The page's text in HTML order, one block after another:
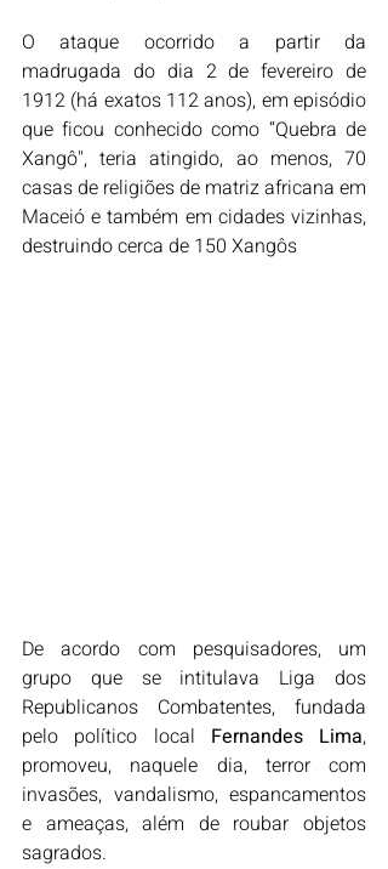
O ataque ocorrido a partir da
madrugada do dia 2 de fevereiro de
1912 (há exatos 112 anos), em episódio
que ficou conhecido como “Quebra de
Xangô", teria atingido, ao menos, 70
casas de religiões de matriz africana em
Maceió e também em cidades vizinhas,
destruindo cerca de 150 Xangôs
De acordo com pesquisadores, um
grupo que se intitulava Liga dos
Republicanos Combatentes, fundada
pelo político local Fernandes Lima,
promoveu, naquele dia, terror com
invasões, vandalismo, espancamentos
e ameaças, além de roubar objetos
sagrados.